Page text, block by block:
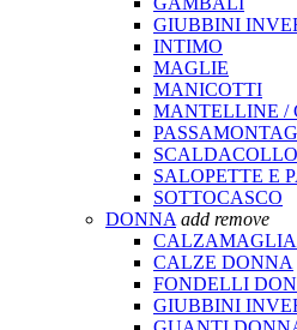
GIUBBINI
INTIMO
MAGLIE
MANICOTTI
MANTELLINE /
SCALDACOLLO
SALOPETTE E
SOTTOCASCO
DONNA add remove
CALZE DONNA
FONDELLI
GIUBBINI